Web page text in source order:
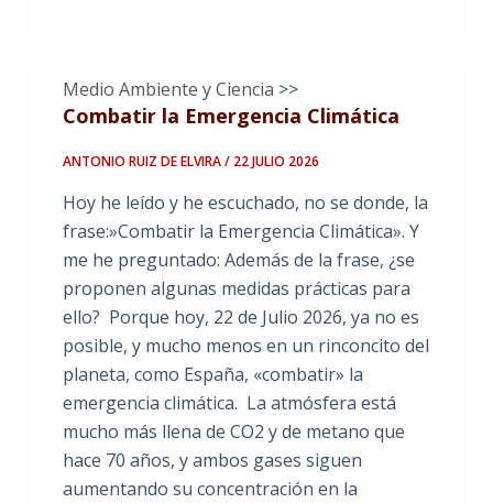
Medio Ambiente y Ciencia >>
Combatir la Emergencia Climática
ANTONIO RUIZ DE ELVIRA / 22 JULIO 2026
Hoy he leído y he escuchado, no se donde, la
frase:»Combatir la Emergencia Climática». Y
me he preguntado: Además de la frase, ¿se
proponen algunas medidas prácticas para
ello? Porque hoy, 22 de Julio 2026, ya no es
posible, y mucho menos en un rinconcito del
planeta, como España, «combatir» la
emergencia climática. La atmósfera está
mucho más llena de CO2 y de metano que
hace 70 años, y ambos gases siguen
aumentando su concentración en la